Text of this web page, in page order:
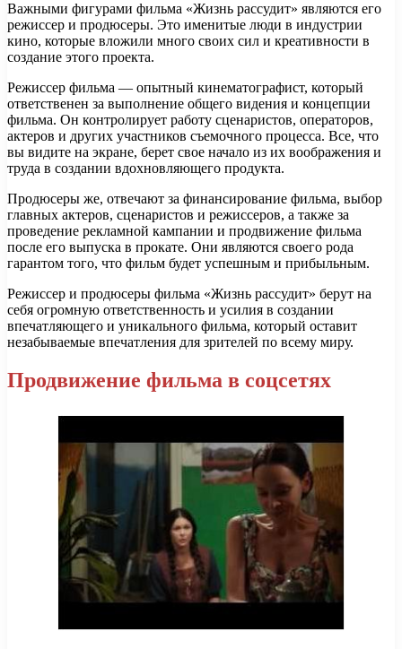
Важными фигурами фильма «Жизнь рассудит» являются его
режиссер и продюсеры. Это именитые люди в индустрии
кино, которые вложили много своих сил и креативности в
создание этого проекта.
Режиссер фильма — опытный кинематографист, который
ответственен за выполнение общего видения и концепции
фильма. Он контролирует работу сценаристов, операторов,
актеров и других участников съемочного процесса. Все, что
вы видите на экране, берет свое начало из их воображения и
труда в создании вдохновляющего продукта.
Продюсеры же, отвечают за финансирование фильма, выбор
главных актеров, сценаристов и режиссеров, а также за
проведение рекламной кампании и продвижение фильма
после его выпуска в прокате. Они являются своего рода
гарантом того, что фильм будет успешным и прибыльным.
Режиссер и продюсеры фильма «Жизнь рассудит» берут на
себя огромную ответственность и усилия в создании
впечатляющего и уникального фильма, который оставит
незабываемые впечатления для зрителей по всему миру.
Продвижение фильма в соцсетях